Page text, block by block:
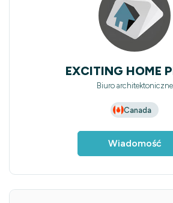
EXCITING HOME
Biuro architektoniczne
Canada
Wiadomość